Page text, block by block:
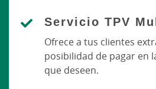
Servicio TPV
Ofrece a tus clientes
posibilidad de pagar en
que deseen.